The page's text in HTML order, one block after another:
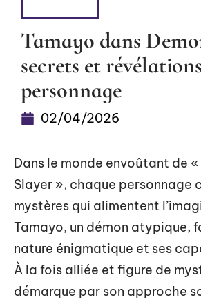
Tamayo dans
secrets et
personnage
02/04/2026
Dans le monde envoûtant de «
Slayer », chaque personnage
mystères qui alimentent
Tamayo, un démon atypique,
nature énigmatique et ses
À la fois alliée et figure de
démarque par son approche